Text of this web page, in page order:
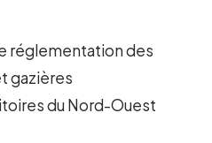
réglementation des
gazières
du Nord-Ouest